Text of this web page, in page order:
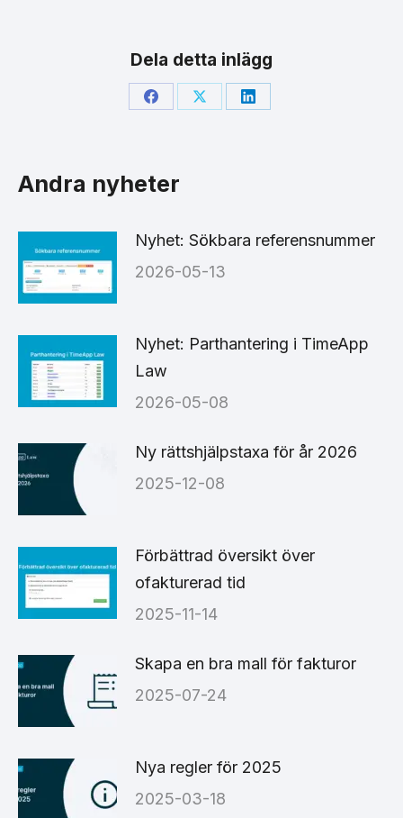
Dela detta inlägg
Share Share Share
Andra nyheter
Nyhet: Sökbara referensnummer
2026-05-13
Nyhet: Parthantering i TimeApp
Law
2026-05-08
Ny rättshjälpstaxa för år 2026
2025-12-08
Förbättrad översikt över
ofakturerad tid
2025-11-14
Skapa en bra mall för fakturor
2025-07-24
Nya regler för 2025
2025-03-18